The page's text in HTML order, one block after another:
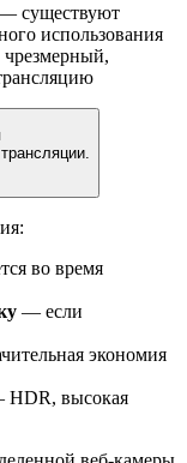
существуют
использования
во время
— если
экономия
высокая